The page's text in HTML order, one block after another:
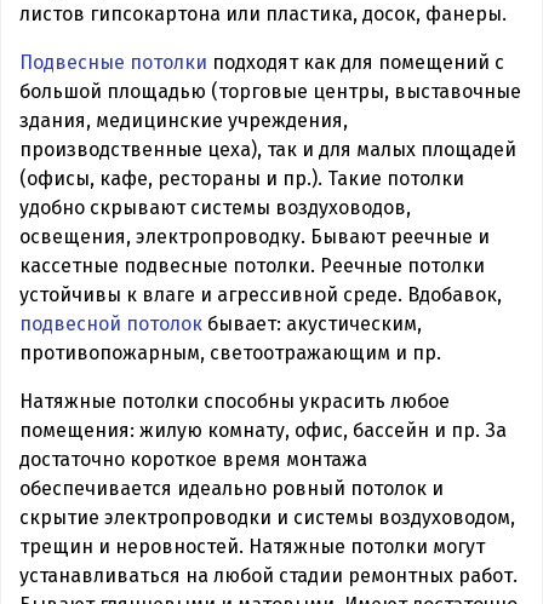
листов гипсокартона или пластика, досок, фанеры.
Подвесные потолки подходят как для помещений с
большой площадью (торговые центры, выставочные
здания, медицинские учреждения,
производственные цеха), так и для малых площадей
(офисы, кафе, рестораны и пр.). Такие потолки
удобно скрывают системы воздуховодов,
освещения, электропроводку. Бывают реечные и
кассетные подвесные потолки. Реечные потолки
устойчивы к влаге и агрессивной среде. Вдобавок,
подвесной потолок бывает: акустическим,
противопожарным, светоотражающим и пр.
Натяжные потолки способны украсить любое
помещения: жилую комнату, офис, бассейн и пр. За
достаточно короткое время монтажа
обеспечивается идеально ровный потолок и
скрытие электропроводки и системы воздуховодом,
трещин и неровностей. Натяжные потолки могут
устанавливаться на любой стадии ремонтных работ.